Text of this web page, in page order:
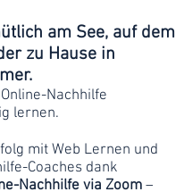
am See, auf dem
zu Hause in
Nachhilfe
lernen.
mit Web Lernen und
Coaches dank
Nachhilfe via Zoom –